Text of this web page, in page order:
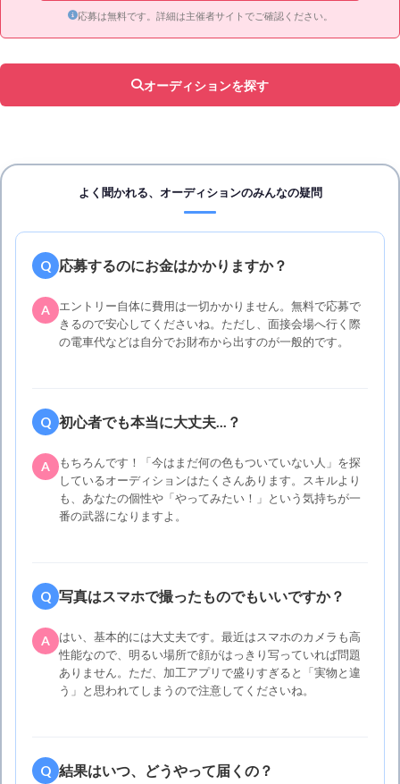
応募は無料です。詳細は主催者サイトでご確認ください。
オーディションを探す
よく聞かれる、オーディションのみんなの疑問
Q 応募するのにお金はかかりますか？
A
エントリー自体に費用は一切かかりません。無料で応募で
きるので安心してくださいね。ただし、面接会場へ行く際
の電車代などは自分でお財布から出すのが一般的です。
Q 初心者でも本当に大丈夫...？
A
もちろんです！「今はまだ何の色もついていない人」を探
しているオーディションはたくさんあります。スキルより
も、あなたの個性や「やってみたい！」という気持ちが一
番の武器になりますよ。
Q 写真はスマホで撮ったものでもいいですか？
A
はい、基本的には大丈夫です。最近はスマホのカメラも高
性能なので、明るい場所で顔がはっきり写っていれば問題
ありません。ただ、加工アプリで盛りすぎると「実物と違
う」と思われてしまうので注意してくださいね。
Q 結果はいつ、どうやって届くの？